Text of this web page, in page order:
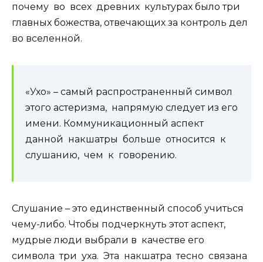
почему во всех древних культурах было три
главных божества, отвечающих за контроль дел
во вселенной.
«Ухо» – самый распространенный символ
этого астеризма, напрямую следует из его
имени. Коммуникационный аспект
данной накшатры больше относится к
слушанию, чем к говорению.
Слушание – это единственный способ учиться
чему-либо. Чтобы подчеркнуть этот аспект,
мудрые люди выбрали в качестве его
символа три уха. Эта накшатра тесно связана